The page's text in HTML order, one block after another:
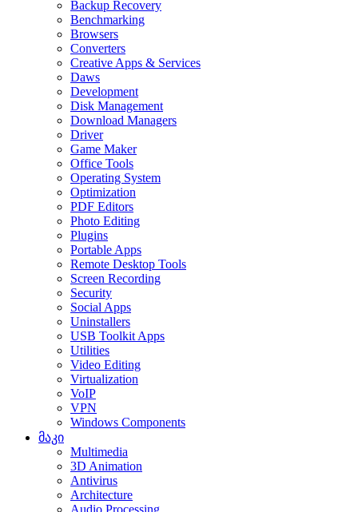
Backup Recovery
Benchmarking
Browsers
Converters
Creative Apps & Services
Daws
Development
Disk Management
Download Managers
Driver
Game Maker
Office Tools
Operating System
Optimization
PDF Editors
Photo Editing
Plugins
Portable Apps
Remote Desktop Tools
Screen Recording
Security
Social Apps
Uninstallers
USB Toolkit Apps
Utilities
Video Editing
Virtualization
VoIP
VPN
Windows Components
მაკი
Multimedia
3D Animation
Antivirus
Architecture
Audio Processing